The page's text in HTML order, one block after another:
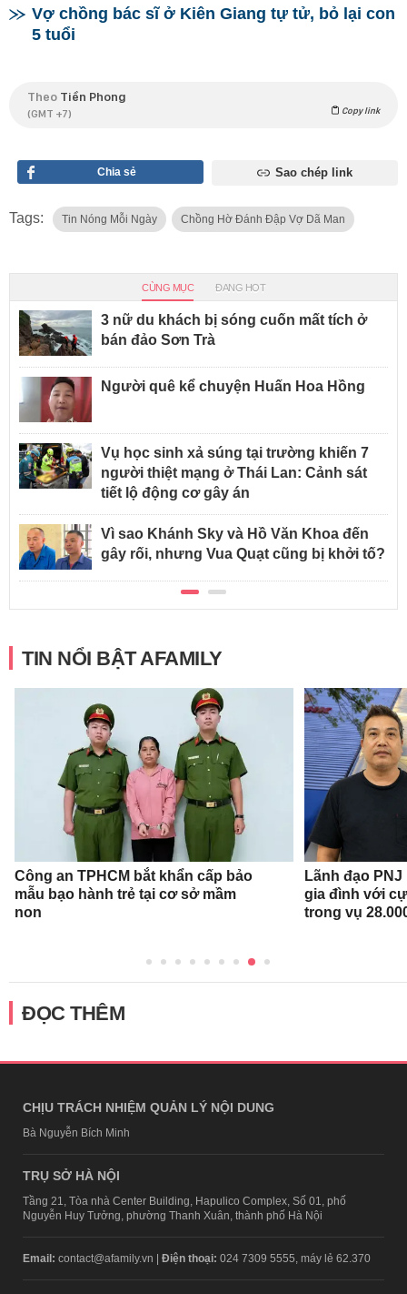
Vợ chồng bác sĩ ở Kiên Giang tự tử, bỏ lại con
5 tuổi
Theo Tiền Phong
(GMT +7) Copy link
Chia sẻ Sao chép link
Tags: Tin Nóng Mỗi Ngày Chồng Hờ Đánh Đập Vợ Dã Man
CÙNG MỤC ĐANG HOT
3 nữ du khách bị sóng cuốn mất tích ở
bán đảo Sơn Trà
Người quê kể chuyện Huấn Hoa Hồng
Vụ học sinh xả súng tại trường khiến 7
người thiệt mạng ở Thái Lan: Cảnh sát
tiết lộ động cơ gây án
Vì sao Khánh Sky và Hồ Văn Khoa đến
gây rối, nhưng Vua Quạt cũng bị khởi tố?
TIN NỔI BẬT AFAMILY
Công an TPHCM bắt khẩn cấp bảo
mẫu bạo hành trẻ tại cơ sở mầm
non
Lãnh đạo
gia đình với
trong vụ
ĐỌC THÊM
CHỊU TRÁCH NHIỆM QUẢN LÝ NỘI DUNG
Bà Nguyễn Bích Minh
TRỤ SỞ HÀ NỘI
Tầng 21, Tòa nhà Center Building, Hapulico Complex, Số 01, phố
Nguyễn Huy Tưởng, phường Thanh Xuân, thành phố Hà Nội
Email: contact@afamily.vn | Điện thoại: 024 7309 5555, máy lẻ 62.370